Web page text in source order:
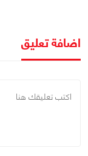
اضافة تعليق